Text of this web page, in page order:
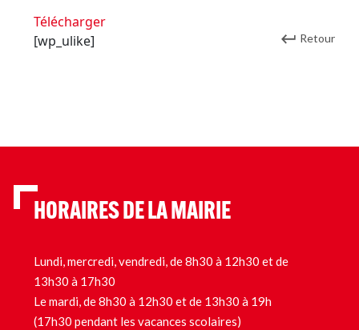
Télécharger
[wp_ulike]
Retour
HORAIRES DE LA MAIRIE
Lundi, mercredi, vendredi, de 8h30 à 12h30 et de
13h30 à 17h30
Le mardi, de 8h30 à 12h30 et de 13h30 à 19h
(17h30 pendant les vacances scolaires)